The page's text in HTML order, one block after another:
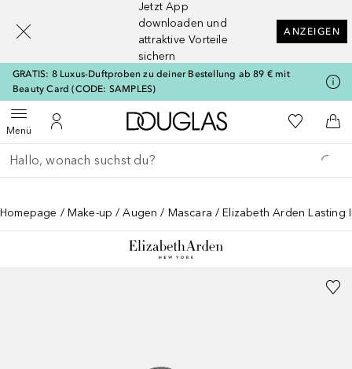
Jetzt App
downloaden und
attraktive Vorteile
sichern
ANZEIGEN
GRATIS: 8 Luxus-Duftproben zu deiner Bestellung ab 89 € mit
Beauty Card (CODE: SAMPLES)
MenüMenü öffnenZu Meinem Kundenkonto
Zur Douglas Startseite
Zu Meiner
Gehe zurück
Suche ausführen
Homepage Make-up Augen Mascara Elizabeth Arden Lasting
[navigation.slideout.screenreader]